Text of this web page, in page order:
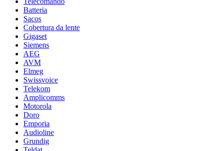
Batteria
Sacos
Cobertura da lente
Gigaset
Siemens
AEG
AVM
Elmeg
Swissvoice
Telekom
Amplicomms
Motorola
Doro
Emporia
Audioline
Grundig